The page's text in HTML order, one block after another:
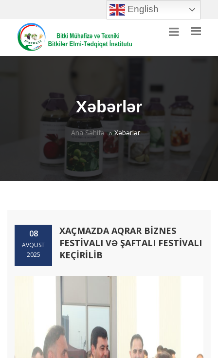
English
Xəbərlər
Ana Səhifə Xəbərlər
08
AVQUST
2025
XAÇMAZDA AQRAR BİZNES
FESTİVALI VƏ ŞAFTALI FESTİVALI
KEÇİRİLİB